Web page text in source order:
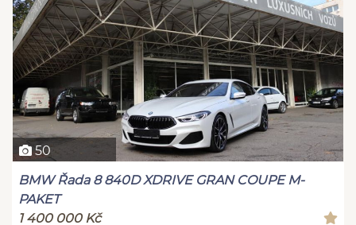
50
BMW Řada 8 840D XDRIVE GRAN COUPE M-
PAKET
1 400 000 Kč